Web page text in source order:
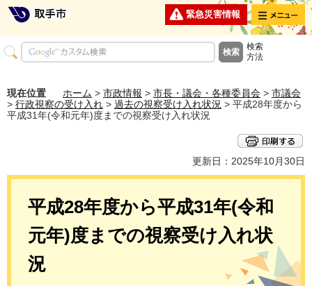
緊急災害情報 メニュー
検索
方法
現在位置 ホーム > 市政情報 > 市長・議会・各種委員会 > 市議会
> 行政視察の受け入れ > 過去の視察受け入れ状況 > 平成28年度から
平成31年(令和元年)度までの視察受け入れ状況
更新日：2025年10月30日
平成28年度から平成31年(令和
元年)度までの視察受け入れ状
況